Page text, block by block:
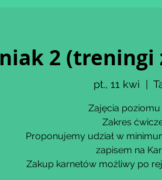
2 (treningi
pt., 11 kwi
Zajęcia poziomu
Zakres
Proponujemy udział w
zapisem na
Zakup karnetów możliwy po